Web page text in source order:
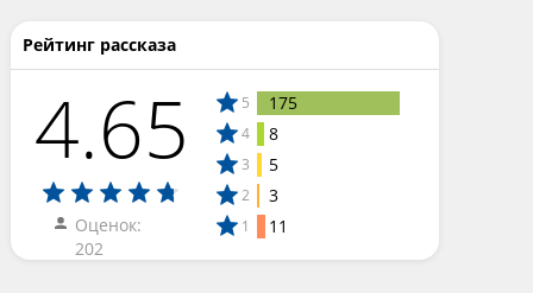
Рейтинг рассказа
4.65
Оценок:
202
5 175
4 8
3 5
2 3
1 11